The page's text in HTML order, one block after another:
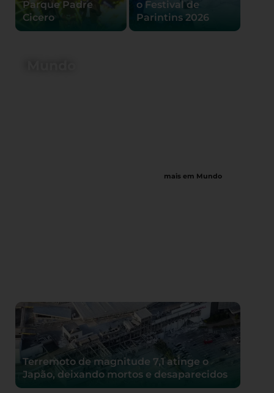
Parque Padre
Cicero
o Festival de
Parintins 2026
mais em Mundo
Terremoto de magnitude 7,1 atinge o
Japão, deixando mortos e desaparecidos